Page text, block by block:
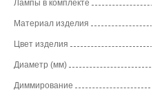
Лампы в комплекте
Материал изделия
Цвет изделия
Диаметр (мм)
Диммирование